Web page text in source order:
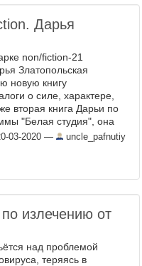
Дарья
non/fiction-21
Златопольская
новую книгу
о силе, характере,
вторая книга Дарьи по
"Белая студия", она
основе более 200
презентацией своей ...
03-2020 — uncle_pafnutiy
излечению от
над проблемой
теряясь в